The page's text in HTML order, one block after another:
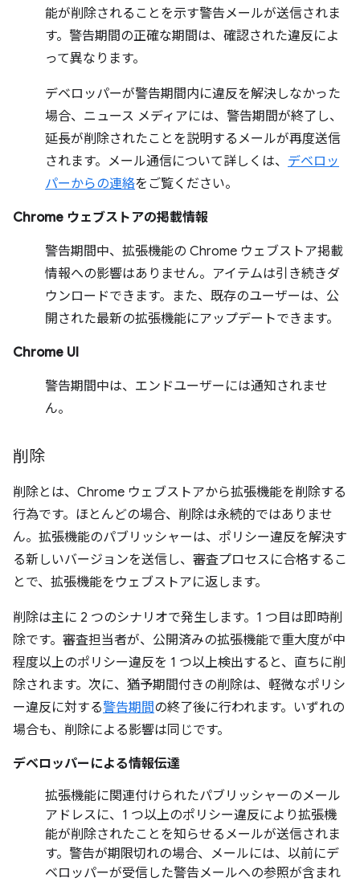
能が削除されることを示す警告メールが送信されま
す。警告期間の正確な期間は、確認された違反によ
って異なります。
デベロッパーが警告期間内に違反を解決しなかった
場合、ニュース メディアには、警告期間が終了し、
延長が削除されたことを説明するメールが再度送信
されます。メール通信について詳しくは、 デベロッ
パーからの連絡をご覧ください。
Chrome ウェブストアの掲載情報
警告期間中、拡張機能の Chrome ウェブストア掲載
情報への影響はありません。アイテムは引き続きダ
ウンロードできます。また、既存のユーザーは、公
開された最新の拡張機能にアップデートできます。
Chrome UI
警告期間中は、エンドユーザーには通知されませ
ん。
削除
削除とは、Chrome ウェブストアから拡張機能を削除する
行為です。ほとんどの場合、削除は永続的ではありませ
ん。拡張機能のパブリッシャーは、ポリシー違反を解決す
る新しいバージョンを送信し、審査プロセスに合格するこ
とで、拡張機能をウェブストアに返します。
削除は主に 2 つのシナリオで発生します。1 つ目は即時削
除です。審査担当者が、公開済みの拡張機能で重大度が中
程度以上のポリシー違反を 1 つ以上検出すると、直ちに削
除されます。次に、猶予期間付きの削除は、軽微なポリシ
ー違反に対する警告期間の終了後に行われます。いずれの
場合も、削除による影響は同じです。
デベロッパーによる情報伝達
拡張機能に関連付けられたパブリッシャーのメール
アドレスに、1 つ以上のポリシー違反により拡張機
能が削除されたことを知らせるメールが送信されま
す。警告が期限切れの場合、メールには、以前にデ
ベロッパーが受信した警告メールへの参照が含まれ